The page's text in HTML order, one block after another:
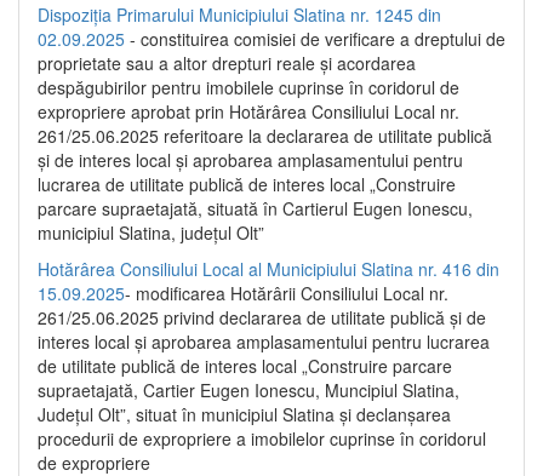
Dispoziția Primarului Municipiului Slatina nr. 1245 din
02.09.2025 - constituirea comisiei de verificare a dreptului de
proprietate sau a altor drepturi reale și acordarea
despăgubirilor pentru imobilele cuprinse în coridorul de
expropriere aprobat prin Hotărârea Consiliului Local nr.
261/25.06.2025 referitoare la declararea de utilitate publică
și de interes local și aprobarea amplasamentului pentru
lucrarea de utilitate publică de interes local „Construire
parcare supraetajată, situată în Cartierul Eugen Ionescu,
municipiul Slatina, județul Olt”
Hotărârea Consiliului Local al Municipiului Slatina nr. 416 din
15.09.2025- modificarea Hotărârii Consiliului Local nr.
261/25.06.2025 privind declararea de utilitate publică și de
interes local și aprobarea amplasamentului pentru lucrarea
de utilitate publică de interes local „Construire parcare
supraetajată, Cartier Eugen Ionescu, Muncipiul Slatina,
Județul Olt”, situat în municipiul Slatina și declanșarea
procedurii de expropriere a imobilelor cuprinse în coridorul
de expropriere